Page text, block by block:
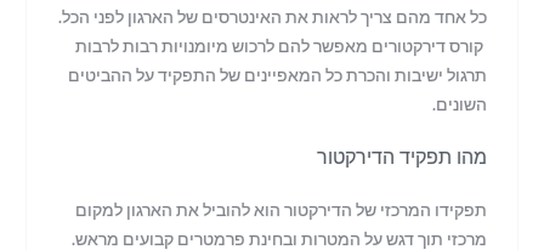
כל אחד מהם צריך לראות את האינטרסים של הארגון לפני הכל.
קורס דירקטורים מאפשר להם לרכוש מיומנויות רבות לרבות
תרגול ישיבות והכרת כל המאפיינים של התפקיד על ההביטים
השונים.
מהו תפקיד הדירקטור
תפקידו המרכזי של הדירקטור הוא להוביל את הארגון למקום
מרכזי תוך דגש על המטרות ובחינת פרמטרים קבועים מראש.